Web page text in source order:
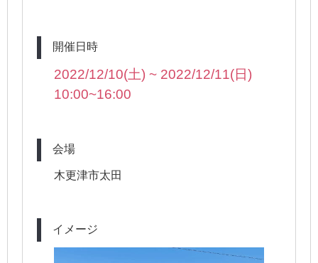
開催日時
2022/12/10(土) ~ 2022/12/11(日)
10:00~16:00
会場
木更津市太田
イメージ